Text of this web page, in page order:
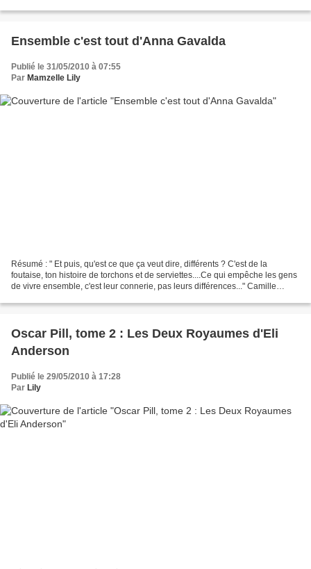
Ensemble c'est tout d'Anna Gavalda
Publié le 31/05/2010 à 07:55
Par Mamzelle Lily
Résumé : " Et puis, qu'est ce que ça veut dire, différents ? C'est de la
foutaise, ton histoire de torchons et de serviettes....Ce qui empêche les gens
de vivre ensemble, c'est leur connerie, pas leurs différences..." Camille
Oscar Pill, tome 2 : Les Deux Royaumes d'Eli
Anderson
Publié le 29/05/2010 à 17:28
Par Lily